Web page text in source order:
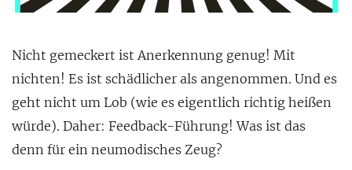
Nicht gemeckert ist Anerkennung genug! Mit
nichten! Es ist schädlicher als angenommen. Und es
geht nicht um Lob (wie es eigentlich richtig heißen
würde). Daher: Feedback-Führung! Was ist das
denn für ein neumodisches Zeug?